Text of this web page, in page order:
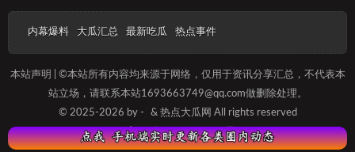
内幕爆料 大瓜汇总 最新吃瓜 热点事件
本站声明 | ©本站所有内容均来源于网络，仅用于资讯分享汇总，不代表本
站立场，请联系本站1693663749@qq.com做删除处理。
© 2025-2026 by -
& 热点大瓜网 All rights reserved
沪ICP备2025012089号